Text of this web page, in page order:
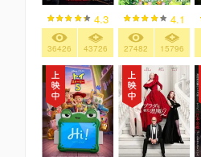
4.3
36426 43726
4.1
27482 15796